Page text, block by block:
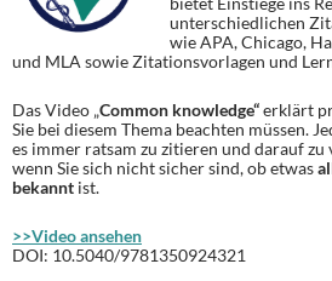
unterschiedlichen
wie APA, Chicago,
und MLA sowie Zitationsvorlagen und
Das Video „Common knowledge“erklärt
Sie bei diesem Thema beachten müssen.
es immer ratsam zu zitieren und darauf zu
wenn Sie sich nicht sicher sind, ob etwas
bekannt ist.
>>Video ansehen
DOI: 10.5040/9781350924321